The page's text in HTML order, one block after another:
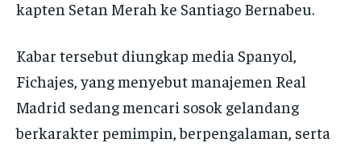
kapten Setan Merah ke Santiago Bernabeu.
Kabar tersebut diungkap media Spanyol,
Fichajes, yang menyebut manajemen Real
Madrid sedang mencari sosok gelandang
berkarakter pemimpin, berpengalaman, serta